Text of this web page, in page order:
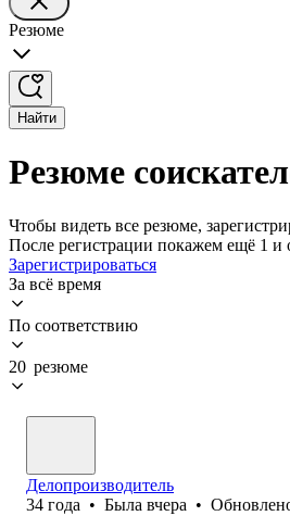
Резюме
Найти
Резюме
Чтобы видеть все резюме,
После регистрации покажем ещё 1 и
Зарегистрироваться
За всё время
По соответствию
20 резюме
Делопроизводитель
34 года • Была вчера •